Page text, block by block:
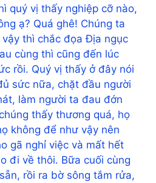
quý vị thấy nghiệp cỡ nào,
ạ? Quá ghê! Chúng ta
thì chắc đọa Địa ngục
cùng thì cũng đến lúc
rồi. Quý vị thấy ở đây nói
sức nữa, chặt đầu người
làm người ta đau đớn
thấy thương quá, họ
không để như vậy nên
gã nghỉ việc và mất hết
đi về thôi. Bữa cuối cùng
rồi ra bờ sông tắm rửa,